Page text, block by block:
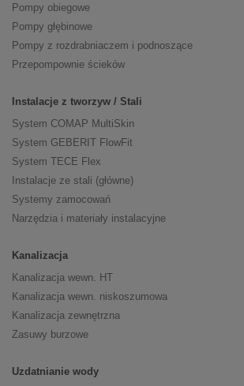
Pompy obiegowe
Pompy głębinowe
Pompy z rozdrabniaczem i podnoszące
Przepompownie ścieków
Instalacje z tworzyw / Stali
System COMAP MultiSkin
System GEBERIT FlowFit
System TECE Flex
Instalacje ze stali (główne)
Systemy zamocowań
Narzędzia i materiały instalacyjne
Kanalizacja
Kanalizacja wewn. HT
Kanalizacja wewn. niskoszumowa
Kanalizacja zewnętrzna
Zasuwy burzowe
Uzdatnianie wody